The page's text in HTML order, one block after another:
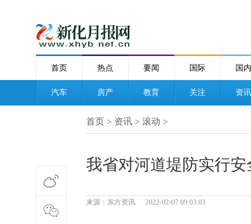
首页 热点 要闻 国际 国内
汽车 房产 教育 关注 资讯
首页 > 资讯 > 滚动 >
我省对河道堤防实行
来源：东方资讯 2022-02-07 09:03:03